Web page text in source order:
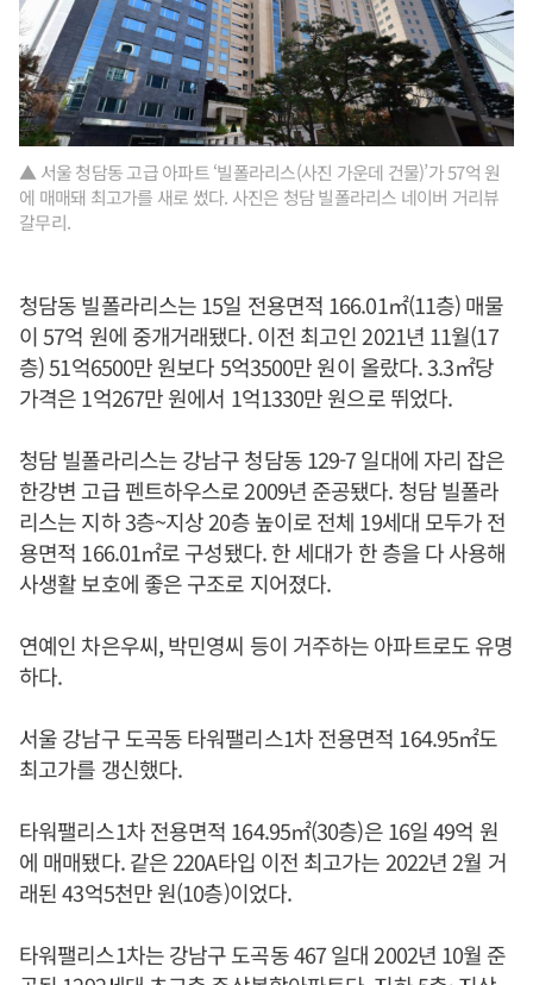
▲ 서울 청담동 고급 아파트 ‘빌폴라리스(사진 가운데 건물)’가 57억 원
에 매매돼 최고가를 새로 썼다. 사진은 청담 빌폴라리스 네이버 거리뷰
갈무리.
청담동 빌폴라리스는 15일 전용면적 166.01㎡(11층) 매물
이 57억 원에 중개거래됐다. 이전 최고인 2021년 11월(17
층) 51억6500만 원보다 5억3500만 원이 올랐다. 3.3㎡당
가격은 1억267만 원에서 1억1330만 원으로 뛰었다.
청담 빌폴라리스는 강남구 청담동 129-7 일대에 자리 잡은
한강변 고급 펜트하우스로 2009년 준공됐다. 청담 빌폴라
리스는 지하 3층~지상 20층 높이로 전체 19세대 모두가 전
용면적 166.01㎡로 구성됐다. 한 세대가 한 층을 다 사용해
사생활 보호에 좋은 구조로 지어졌다.
연예인 차은우씨, 박민영씨 등이 거주하는 아파트로도 유명
하다.
서울 강남구 도곡동 타워팰리스1차 전용면적 164.95㎡도
최고가를 갱신했다.
타워팰리스1차 전용면적 164.95㎡(30층)은 16일 49억 원
에 매매됐다. 같은 220A타입 이전 최고가는 2022년 2월 거
래된 43억5천만 원(10층)이었다.
타워팰리스1차는 강남구 도곡동 467 일대 2002년 10월 준